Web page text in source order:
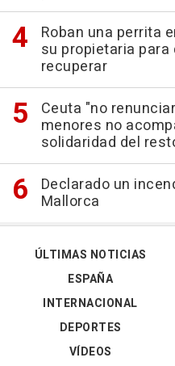
Roban una perrita
su propietaria para
recuperar
Ceuta "no
menores no
solidaridad del
Declarado un
Mallorca
ÚLTIMAS NOTICIAS
ESPAÑA
INTERNACIONAL
DEPORTES
VÍDEOS